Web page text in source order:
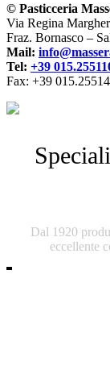
© Pasticceria
Via Regina
Fraz. Bornasco –
Mail:
Tel: +39
Fax: +39
Dal 1920
eccellente